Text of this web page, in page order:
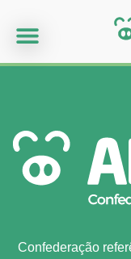
Confederação